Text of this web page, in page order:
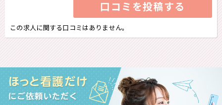
口コミを投稿する
この求人に関する口コミはありません。